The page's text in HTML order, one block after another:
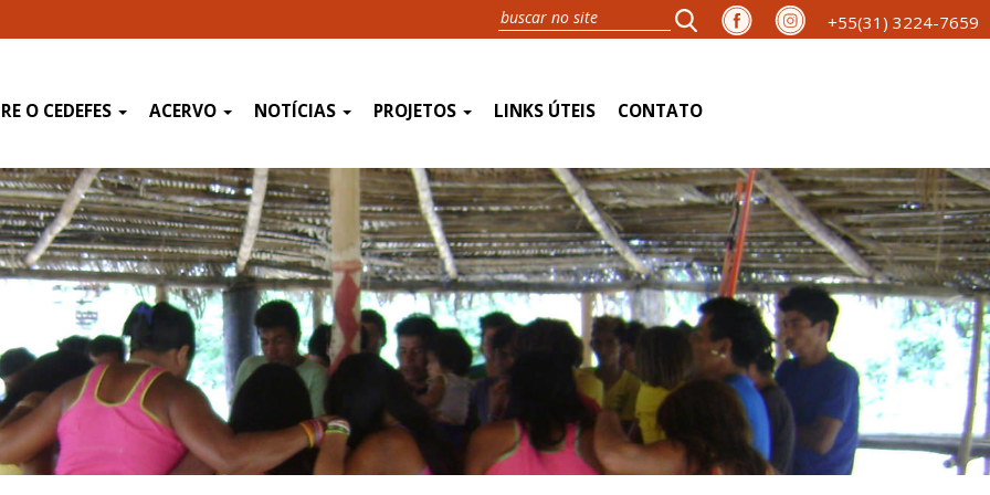
+55(31) 3224-7659
O CEDEFES ACERVO NOTÍCIAS PROJETOS LINKS ÚTEIS CONTATO